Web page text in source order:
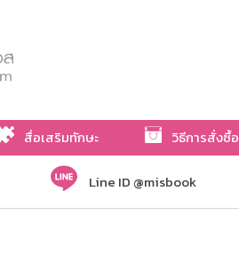
สื่อเสริมทักษะ วิธีการสั่งซื้อ
Line ID @misbook